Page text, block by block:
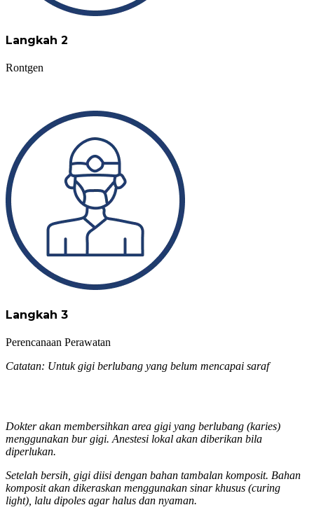
Langkah 2
Rontgen
Langkah 3
Perencanaan Perawatan
Catatan: Untuk gigi berlubang yang belum mencapai saraf
Dokter akan membersihkan area gigi yang berlubang (karies)
menggunakan bur gigi. Anestesi lokal akan diberikan bila
diperlukan.
Setelah bersih, gigi diisi dengan bahan tambalan komposit. Bahan
komposit akan dikeraskan menggunakan sinar khusus (curing
light), lalu dipoles agar halus dan nyaman.